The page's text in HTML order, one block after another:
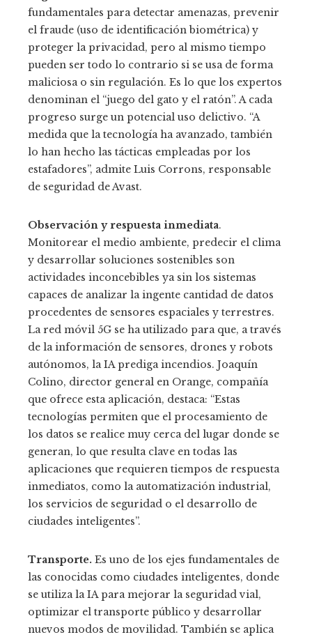
fundamentales para detectar amenazas, prevenir
el fraude (uso de identificación biométrica) y
proteger la privacidad, pero al mismo tiempo
pueden ser todo lo contrario si se usa de forma
maliciosa o sin regulación. Es lo que los expertos
denominan el “juego del gato y el ratón”. A cada
progreso surge un potencial uso delictivo. “A
medida que la tecnología ha avanzado, también
lo han hecho las tácticas empleadas por los
estafadores”, admite Luis Corrons, responsable
de seguridad de Avast.
Observación y respuesta inmediata.
Monitorear el medio ambiente, predecir el clima
y desarrollar soluciones sostenibles son
actividades inconcebibles ya sin los sistemas
capaces de analizar la ingente cantidad de datos
procedentes de sensores espaciales y terrestres.
La red móvil 5G se ha utilizado para que, a través
de la información de sensores, drones y robots
autónomos, la IA prediga incendios. Joaquín
Colino, director general en Orange, compañía
que ofrece esta aplicación, destaca: “Estas
tecnologías permiten que el procesamiento de
los datos se realice muy cerca del lugar donde se
generan, lo que resulta clave en todas las
aplicaciones que requieren tiempos de respuesta
inmediatos, como la automatización industrial,
los servicios de seguridad o el desarrollo de
ciudades inteligentes”.
Transporte. Es uno de los ejes fundamentales de
las conocidas como ciudades inteligentes, donde
se utiliza la IA para mejorar la seguridad vial,
optimizar el transporte público y desarrollar
nuevos modos de movilidad. También se aplica